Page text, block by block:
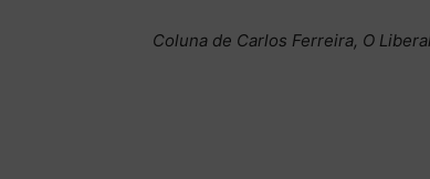
Coluna de Carlos Ferreira, O